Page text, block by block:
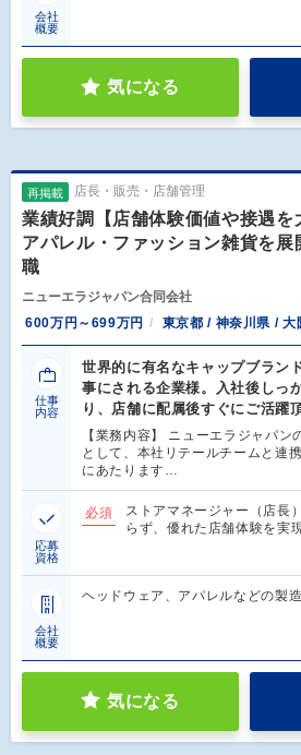
会社
概要
気になる
再掲載 店長・販売・店舗管理
業績好調【店舗体験価値や接遇を
アパレル・ファッション雑貨を展
職
ニューエラジャパン合同会社
600万円～699万円
東京都 / 神奈川県 /
仕事
内容
世界的に有名なキャップブラン
事にされる企業様。入社後しっ
り、店舗に配属後すぐにご活躍
【業務内容】 ニューエラジャパ
として、本社リテールチームと連
にあたります…
応募
資格
必須
ストアマネージャー（店長
らず、優れた店舗体験を実
会社
概要
ヘッドウェア、アパレルなどの製
気になる